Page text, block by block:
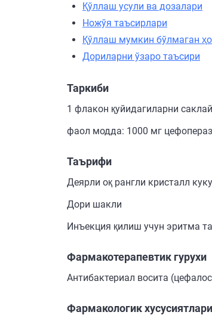
Қўллаш усули ва дозалари
Ножўя таъсирлари
Қўллаш мумкин бўлмаган
Дориларни ўзаро таъсири
Таркиби
1 флакон қуйидагиларни
фаол модда: 1000 мг
Таърифи
Деярли оқ рангли кристалл
Дори шакли
Инъекция қилиш учун эритма
Фармакотерапевтик гурухи
Антибактериал восита
Фармакологик хусусиятлари